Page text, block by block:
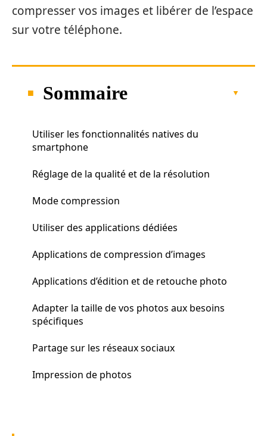
compresser vos images et libérer de l’espace
sur votre téléphone.
Sommaire
Utiliser les fonctionnalités natives du
smartphone
Réglage de la qualité et de la résolution
Mode compression
Utiliser des applications dédiées
Applications de compression d’images
Applications d’édition et de retouche photo
Adapter la taille de vos photos aux besoins
spécifiques
Partage sur les réseaux sociaux
Impression de photos